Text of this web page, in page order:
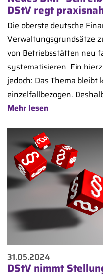
DStV regt
Die oberste deutsche
Verwaltungsgrundsätze
von Betriebsstätten neu
systematisieren. Ein
jedoch: Das Thema bleibt
einzelfallbezogen.
Mehr lesen
31.05.2024
DStV nimmt